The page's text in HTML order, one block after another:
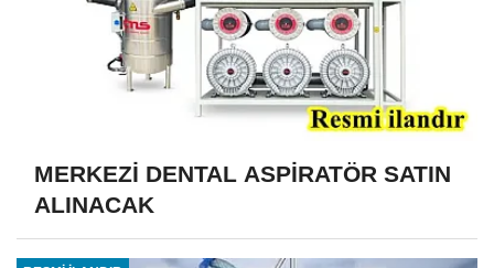
MERKEZİ DENTAL ASPİRATÖR SATIN
ALINACAK